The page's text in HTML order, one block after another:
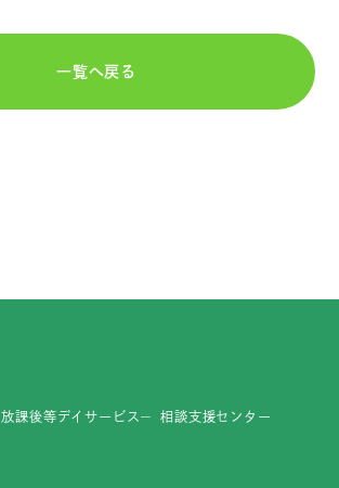
一覧へ戻る
放課後等デイサービス
相談支援センター